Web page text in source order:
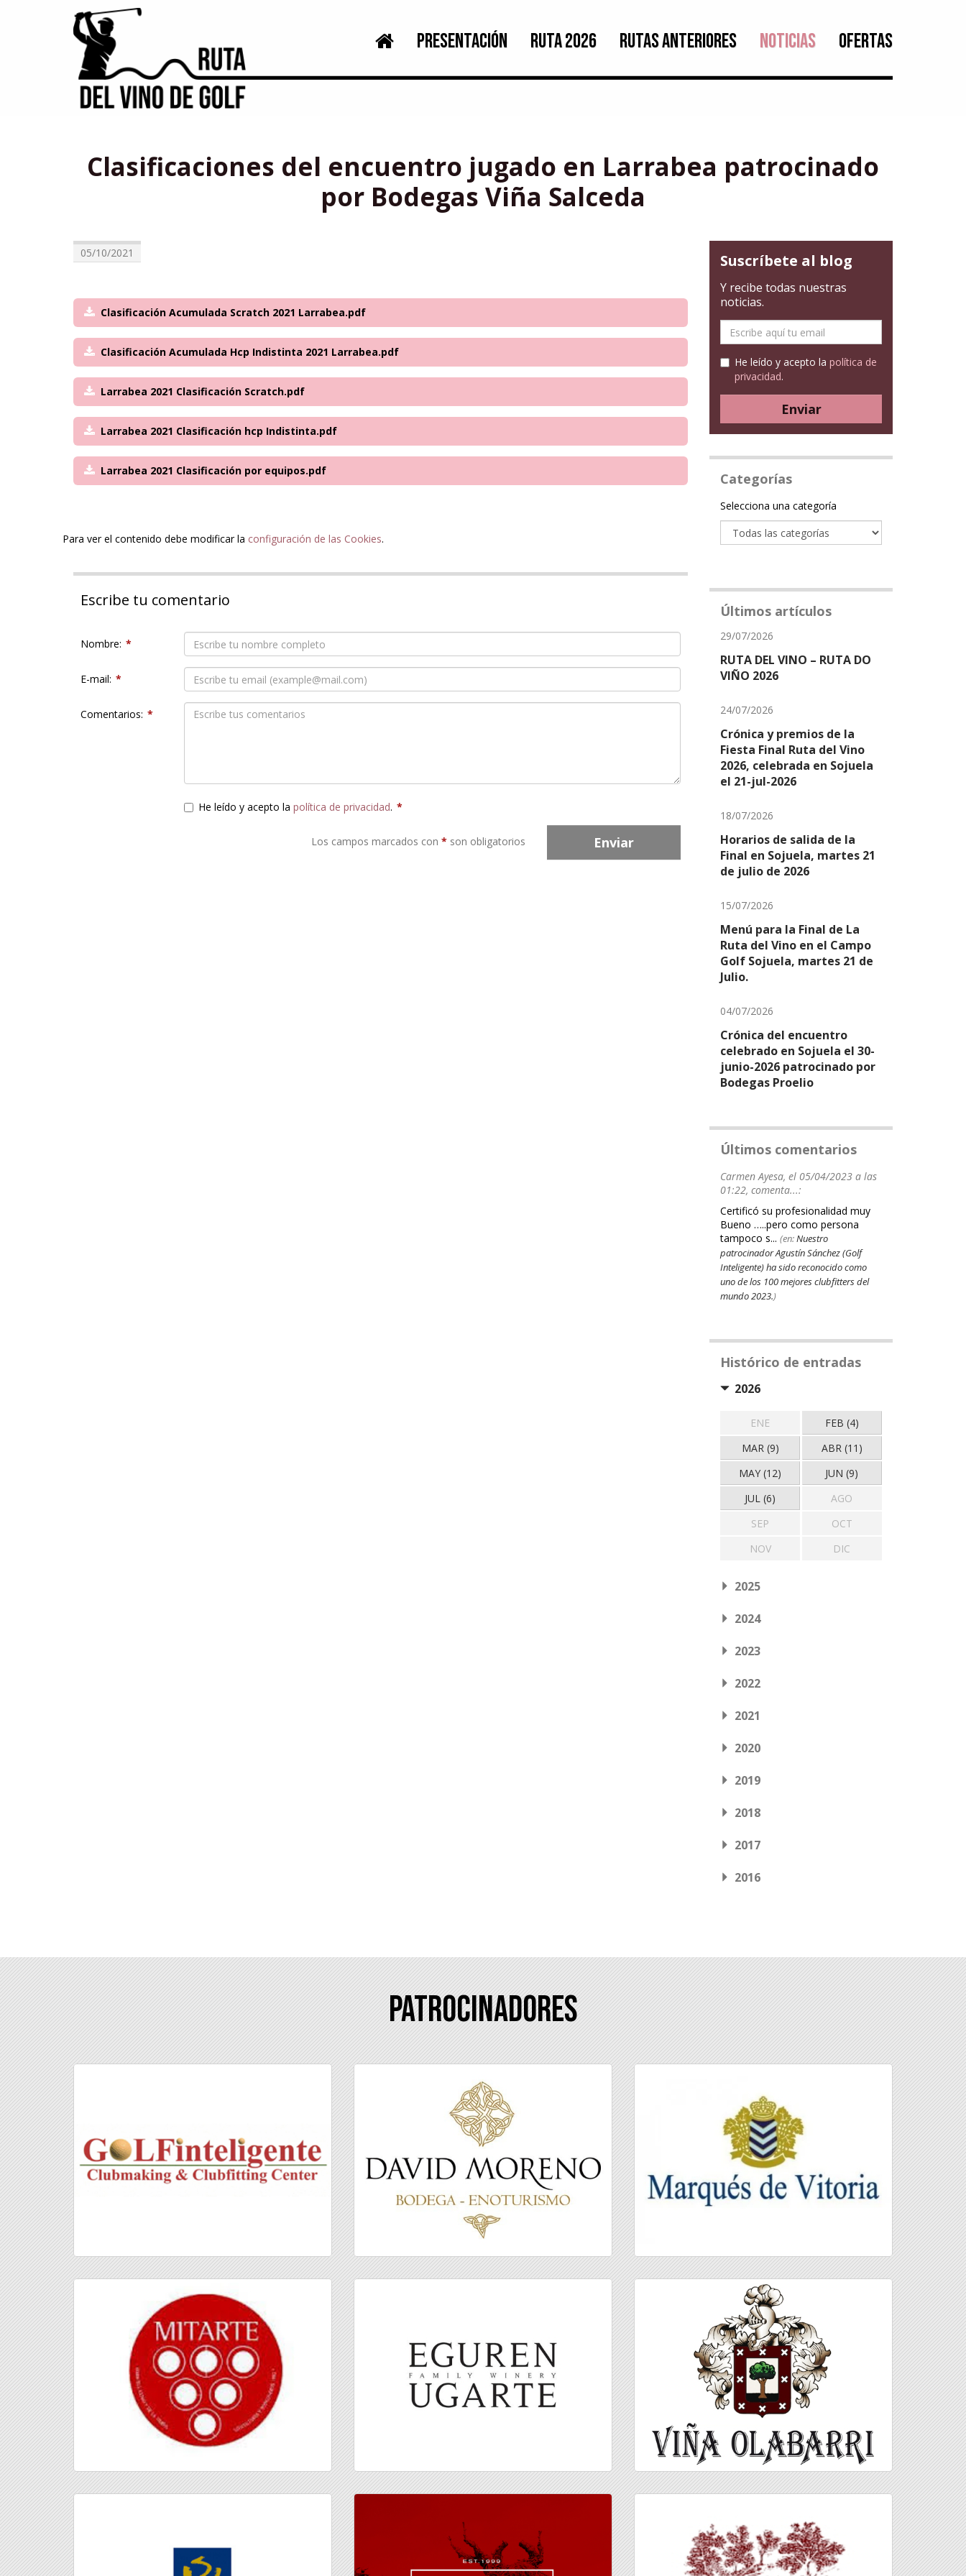
PRESENTACIÓN RUTA 2026 RUTAS ANTERIORES NOTICIAS OFERTAS
Clasificaciones del encuentro jugado en Larrabea patrocinado
por Bodegas Viña Salceda
05/10/2021
Clasificación Acumulada Scratch 2021 Larrabea.pdf
Clasificación Acumulada Hcp Indistinta 2021 Larrabea.pdf
Larrabea 2021 Clasificación Scratch.pdf
Larrabea 2021 Clasificación hcp Indistinta.pdf
Larrabea 2021 Clasificación por equipos.pdf
Para ver el contenido debe modificar la configuración de las Cookies.
Escribe tu comentario
Nombre: *
E-mail: *
Comentarios: *
He leído y acepto lapolítica de privacidad. *
Los campos marcados con * son obligatorios Enviar
Suscríbete al blog
Y recibe todas nuestras
noticias.
mail
He leído y acepto la política de
privacidad.
Enviar
Categorías
Categoría
Selecciona una categoría
Últimos artículos
29/07/2026
RUTA DEL VINO – RUTA DO
VIÑO 2026
24/07/2026
Crónica y premios de la
Fiesta Final Ruta del Vino
2026, celebrada en Sojuela
el 21-jul-2026
18/07/2026
Horarios de salida de la
Final en Sojuela, martes 21
de julio de 2026
15/07/2026
Menú para la Final de La
Ruta del Vino en el Campo
Golf Sojuela, martes 21 de
Julio.
04/07/2026
Crónica del encuentro
celebrado en Sojuela el 30-
junio-2026 patrocinado por
Bodegas Proelio
Últimos comentarios
Carmen Ayesa, el 05/04/2023 a las
01:22, comenta...:
Certificó su profesionalidad muy
Bueno …..pero como persona
tampoco s... (en:Nuestro
patrocinador Agustín Sánchez (Golf
Inteligente) ha sido reconocido como
uno de los 100 mejores clubfitters del
mundo 2023.)
Histórico de entradas
2026
ENE
FEB (4)
MAR (9)
ABR (11)
MAY (12)
JUN (9)
JUL (6)
AGO
SEP
OCT
NOV
DIC
2025
2024
2023
2022
2021
2020
2019
2018
2017
2016
Patrocinadores